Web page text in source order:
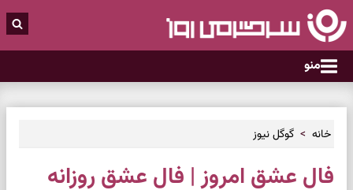
منو
خانه گوگل نیوز
فال عشق امروز | فال عشق روزانه